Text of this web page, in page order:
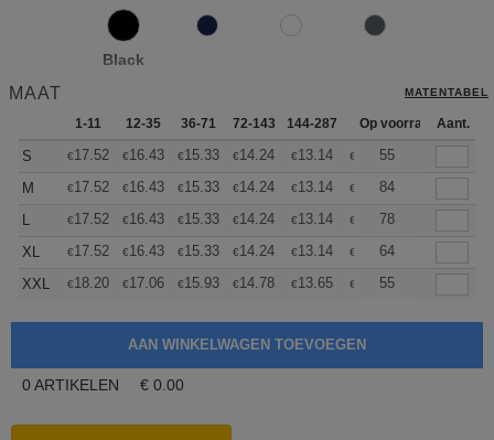
Black
MAAT MATENTABEL
1-11 12-35 36-71 72-143 144-287 288 + Meer
Op voorraadAant.
S €17.52 €16.43 €15.33 €14.24 €13.14 € 12.59
55
M
€17.52 €16.43 €15.33 €14.24 €13.14 € 12.59
84
L
€17.52 €16.43 €15.33 €14.24 €13.14 € 12.59
78
XL
€17.52 €16.43 €15.33 €14.24 €13.14 € 12.59
64
XXL
€18.20 €17.06 €15.93 €14.78 €13.65 € 13.08
55
0 ARTIKELEN € 0.00